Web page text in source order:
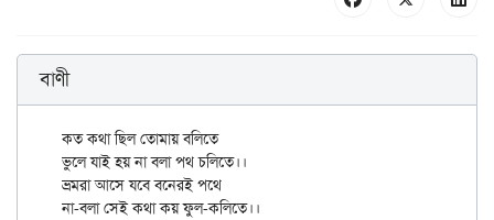
বাণী
কত কথা ছিল তোমায় বলিতে
ভুলে যাই হয় না বলা পথ চলিতে।।
ভ্রমরা আসে যবে বনেরই পথে
না-বলা সেই কথা কয় ফুল-কলিতে।।